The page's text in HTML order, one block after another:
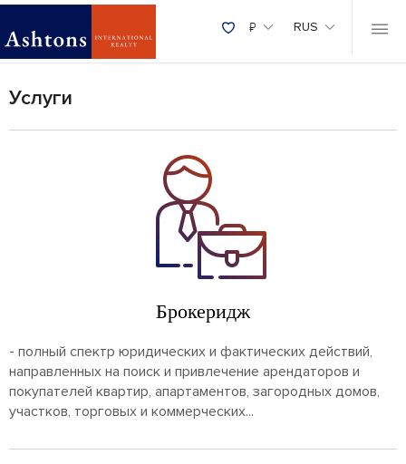
₽ RUS
Услуги
Брокеридж
- полный спектр юридических и фактических действий,
направленных на поиск и привлечение арендаторов и
покупателей квартир, апартаментов, загородных домов,
участков, торговых и коммерческих...